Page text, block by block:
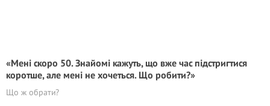
«Мені скоро 50. Знайомі кажуть, що вже час підстригтися
коротше, але мені не хочеться. Що робити?»
Що ж обрати?